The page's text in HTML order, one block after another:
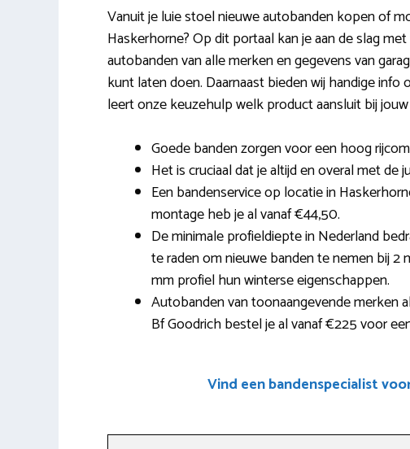
Vanuit je luie stoel nieuwe autobanden kopen of
Haskerhorne? Op dit portaal kan je aan de slag
autobanden van alle merken en gegevens van
kunt laten doen. Daarnaast bieden wij handige
leert onze keuzehulp welk product aansluit bij
Goede banden zorgen voor een hoog
Het is cruciaal dat je altijd en overal met de
Een bandenservice op locatie in
montage heb je al vanaf €44,50.
De minimale profieldiepte in Nederland
te raden om nieuwe banden te nemen bij 2
mm profiel hun winterse eigenschappen.
Autobanden van toonaangevende merken
Bf Goodrich bestel je al vanaf €225 voor
Vind een bandenspecialist